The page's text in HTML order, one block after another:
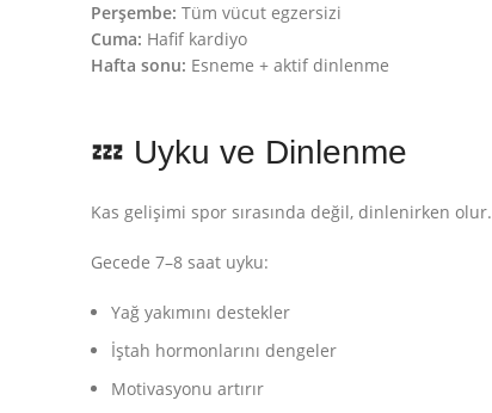
Perşembe: Tüm vücut egzersizi
Cuma: Hafif kardiyo
Hafta sonu: Esneme + aktif dinlenme
💤 Uyku ve Dinlenme
Kas gelişimi spor sırasında değil, dinlenirken olur.
Gecede 7–8 saat uyku:
Yağ yakımını destekler
İştah hormonlarını dengeler
Motivasyonu artırır